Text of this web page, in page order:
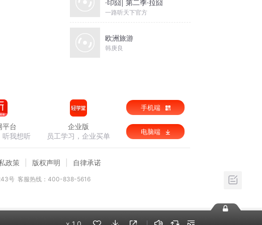
·印囧| 第二季·拉囧
一路听天下官方
欧洲旅游
韩庚良
平台
听我想听
企业版
员工学习，企业买单
手机端
电脑端
政策 版权声明 自律承诺
号 客服热线：400-838-5616